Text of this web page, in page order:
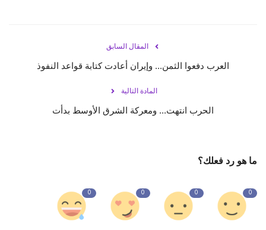
المقال السابق
العرب دفعوا الثمن... وإيران أعادت كتابة قواعد النفوذ
المادة التالية
الحرب انتهت... ومعركة الشرق الأوسط بدأت
ما هو رد فعلك؟
0
0
0
0